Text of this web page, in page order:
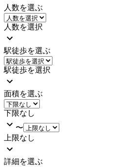
人数を選ぶ
人数を選択
駅徒歩を選ぶ
駅徒歩を選択
面積を選ぶ
下限なし
〜
上限なし
詳細を選ぶ